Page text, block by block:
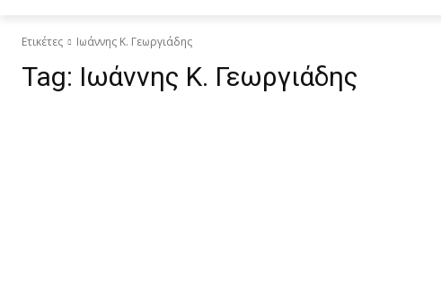
Ετικέτες Ιωάννης Κ. Γεωργιάδης
Tag: Ιωάννης Κ. Γεωργιάδης